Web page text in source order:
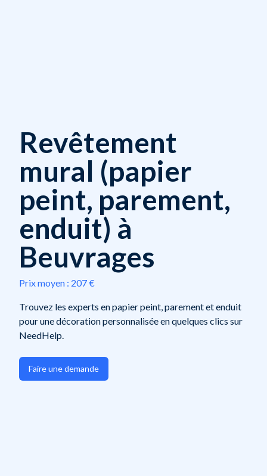
Revêtement
mural (papier
peint, parement,
enduit) à
Beuvrages
Prix moyen : 207 €
Trouvez les experts en papier peint, parement et enduit
pour une décoration personnalisée en quelques clics sur
NeedHelp.
Faire une demande